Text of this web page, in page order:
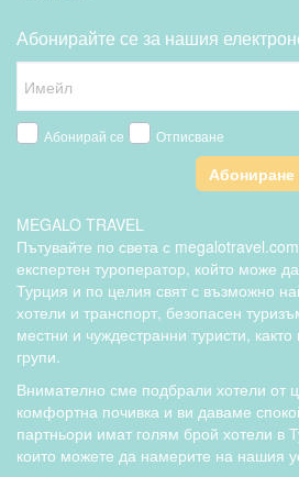
Абонирайте се за нашия
Абонирай се Отписване
Абониране
MEGALO TRAVEL
Пътувайте по света с
експертен туроператор, който може
Турция и по целия свят с възможно
хотели и транспорт, безопасен
местни и чуждестранни туристи,
групи.
Внимателно сме подбрали хотели от
комфортна почивка и ви даваме
партньори имат голям брой хотели в
които можете да намерите на нашия